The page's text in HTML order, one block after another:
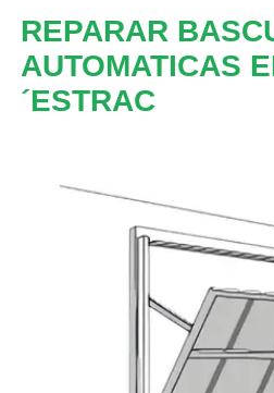
REPARAR
AUTOMATICAS
´ESTRAC